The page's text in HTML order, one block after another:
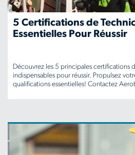
5 Certifications de
Essentielles Pour Réussir
Découvrez les 5 principales certifications
indispensables pour réussir. Propulsez
qualifications essentielles! Contactez
ca/